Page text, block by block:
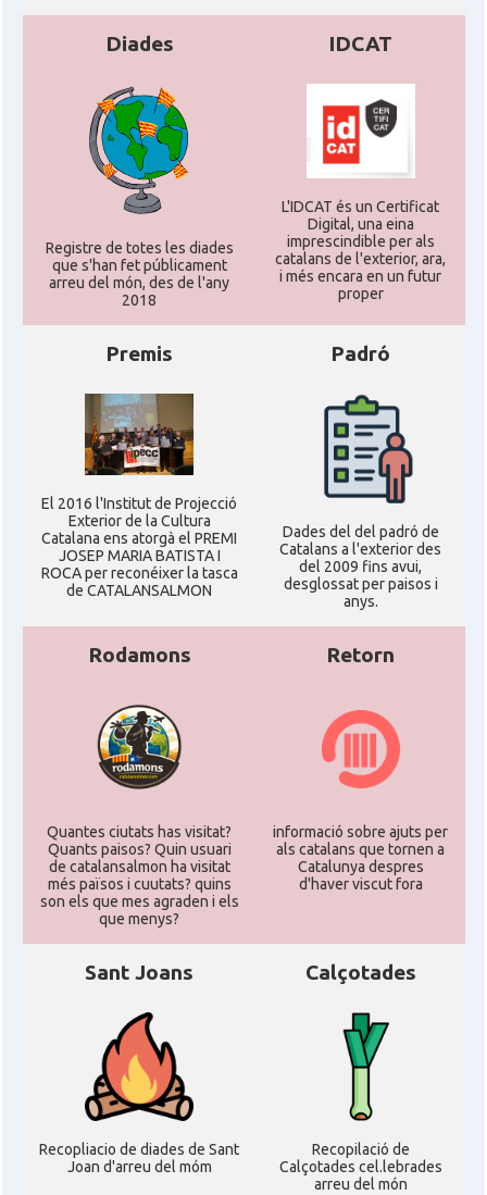
Diades
Registre de totes les diades
que s'han fet públicament
arreu del món, des de l'any
2018
IDCAT
L'IDCAT és un Certificat
Digital, una eina
imprescindible per als
catalans de l'exterior, ara,
i més encara en un futur
proper
Premis
El 2016 l'Institut de Projecció
Exterior de la Cultura
Catalana ens atorgà el PREMI
JOSEP MARIA BATISTA I
ROCA per reconéixer la tasca
de CATALANSALMON
Padró
Dades del del padró de
Catalans a l'exterior des
del 2009 fins avui,
desglossat per paisos i
anys.
Rodamons
Quantes ciutats has visitat?
Quants paisos? Quin usuari
de catalansalmon ha visitat
més països i cuutats? quins
son els que mes agraden i els
que menys?
Retorn
informació sobre ajuts per
als catalans que tornen a
Catalunya despres
d'haver viscut fora
Sant Joans
Recopliacio de diades de Sant
Joan d'arreu del móm
Calçotades
Recopilació de
Calçotades cel.lebrades
arreu del món